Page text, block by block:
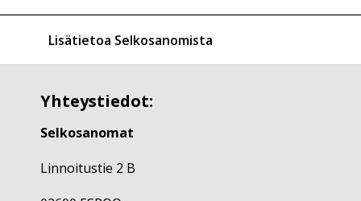
Lisätietoa Selkosanomista
Yhteystiedot:
Selkosanomat
Linnoitustie 2 B